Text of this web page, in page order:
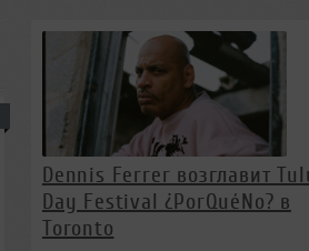
Dennis Ferrer возглавит
Day Festival ¿PorQuéNo? в
Toronto